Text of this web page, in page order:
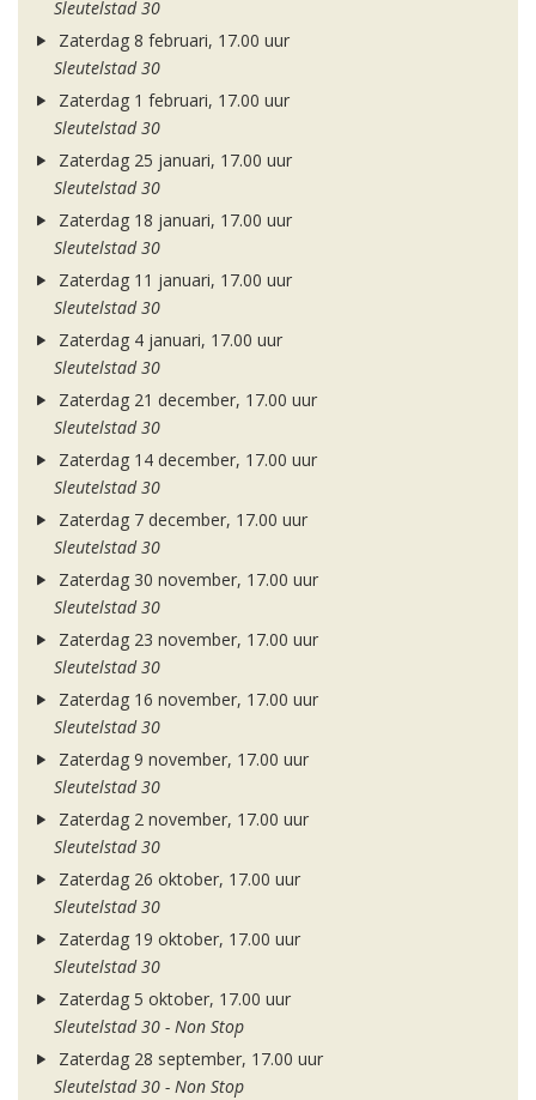
Sleutelstad 30
Zaterdag 8 februari, 17.00 uur
Sleutelstad 30
Zaterdag 1 februari, 17.00 uur
Sleutelstad 30
Zaterdag 25 januari, 17.00 uur
Sleutelstad 30
Zaterdag 18 januari, 17.00 uur
Sleutelstad 30
Zaterdag 11 januari, 17.00 uur
Sleutelstad 30
Zaterdag 4 januari, 17.00 uur
Sleutelstad 30
Zaterdag 21 december, 17.00 uur
Sleutelstad 30
Zaterdag 14 december, 17.00 uur
Sleutelstad 30
Zaterdag 7 december, 17.00 uur
Sleutelstad 30
Zaterdag 30 november, 17.00 uur
Sleutelstad 30
Zaterdag 23 november, 17.00 uur
Sleutelstad 30
Zaterdag 16 november, 17.00 uur
Sleutelstad 30
Zaterdag 9 november, 17.00 uur
Sleutelstad 30
Zaterdag 2 november, 17.00 uur
Sleutelstad 30
Zaterdag 26 oktober, 17.00 uur
Sleutelstad 30
Zaterdag 19 oktober, 17.00 uur
Sleutelstad 30
Zaterdag 5 oktober, 17.00 uur
Sleutelstad 30 - Non Stop
Zaterdag 28 september, 17.00 uur
Sleutelstad 30 - Non Stop